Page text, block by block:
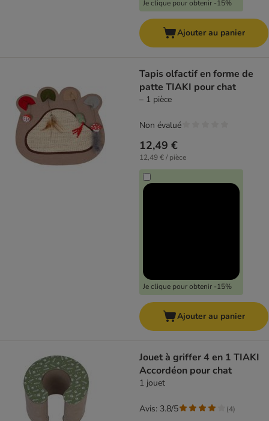
Je clique pour obtenir -15%
Ajouter au panier
Tapis olfactif en forme de
patte TIAKI pour chat
– 1 pièce
12,49 €
12,49 € / pièce
Je clique pour obtenir -15%
Non évalué
Ajouter au panier
Jouet à griffer 4 en 1 TIAKI
Accordéon pour chat
1 jouet
Avis: 3.8/5 (4)